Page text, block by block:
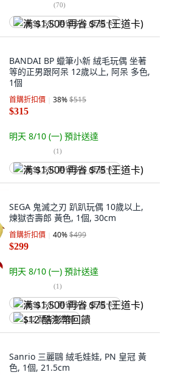
(70)
满 $1,500 再省 $75 (王道卡)
BANDAI BP 蠟筆小新 絨毛玩偶 坐著
等的正男跟阿呆 12歲以上, 阿呆 多色,
1個
首購折扣價 38%$515
$315
明天 8/10 (一) 預計送達
(1)
满 $1,500 再省 $75 (王道卡)
SEGA 鬼滅之刃 趴趴玩偶 10歲以上,
煉獄杏壽郎 黃色, 1個, 30cm
首購折扣價 40%$499
$299
明天 8/10 (一) 預計送達
(1)
满 $1,500 再省 $75 (王道卡)
$12 酷澎幣回饋
Sanrio 三麗鷗 絨毛娃娃, PN 皇冠 黃
色, 1個, 21.5cm